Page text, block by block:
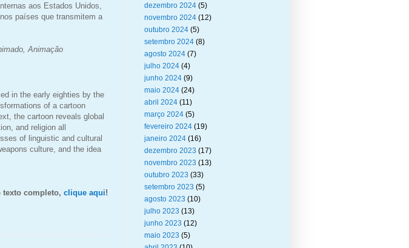
aos Estados Unidos,
países que transmitem a
Animação
in the early eighties by the
of a cartoon
the cartoon reveals global
and religion all
of linguistic and cultural
culture, and the idea
texto completo, clique aqui!
dezembro 2024 (5)
novembro 2024 (12)
outubro 2024 (5)
setembro 2024 (8)
agosto 2024 (7)
julho 2024 (4)
junho 2024 (9)
maio 2024 (24)
abril 2024 (11)
março 2024 (5)
fevereiro 2024 (19)
janeiro 2024 (16)
dezembro 2023 (17)
novembro 2023 (13)
outubro 2023 (33)
setembro 2023 (5)
agosto 2023 (10)
julho 2023 (13)
junho 2023 (12)
maio 2023 (5)